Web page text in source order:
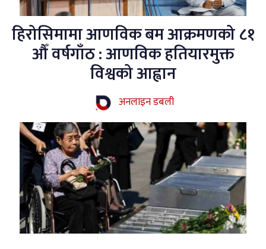
हिरोसिमामा आणविक बम आक्रमणको ८१
औँ वर्षगाँठ : आणविक हतियारमुक्त
विश्वको आह्वान
अनलाइन डबली